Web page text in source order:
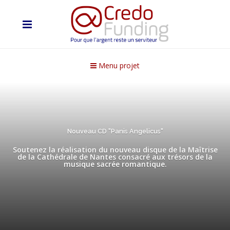
Menu projet
Nouveau CD "Panis Angelicus"
Soutenez la réalisation du nouveau disque de la Maîtrise
de la Cathédrale de Nantes consacré aux trésors de la
musique sacrée romantique.